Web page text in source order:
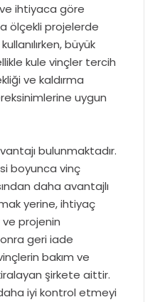
ihtiyaca göre
ölçekli projelerde
büyük
kule vinçler tercih
ve kaldırma
uygun
bulunmaktadır.
boyunca vinç
daha avantajlı
yerine, ihtiyaç
projenin
geri iade
bakım ve
şirkete aittir.
iyi kontrol etmeyi